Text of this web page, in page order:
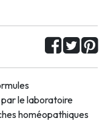
le laboratoire
homéopathiques